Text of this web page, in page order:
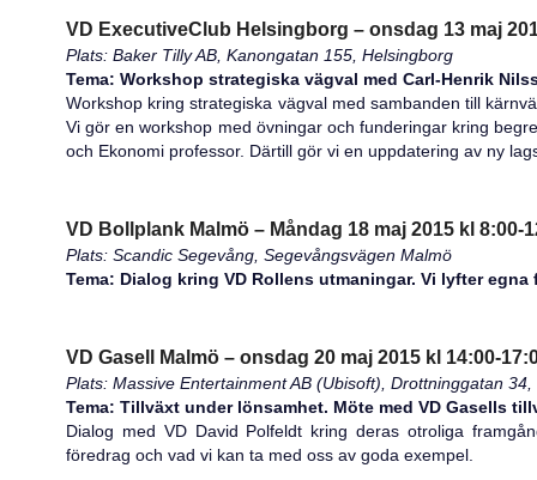
VD ExecutiveClub Helsingborg – onsdag 13 maj
Plats: Baker Tilly AB, Kanongatan 155, Helsingborg
Tema: Workshop strategiska vägval med Carl-Henrik
Workshop kring strategiska vägval med sambanden till
Vi gör en workshop med övningar och funderingar kring
och Ekonomi professor. Därtill gör vi en uppdatering av ny
VD Bollplank Malmö – Måndag 18 maj 2015 kl 8:00-
Plats: Scandic Segevång, Segevångsvägen Malmö
Tema: Dialog kring VD Rollens utmaningar. Vi lyfter
VD Gasell Malmö – onsdag 20 maj 2015 kl 14:00-
Plats: Massive Entertainment AB (Ubisoft), Drottninggatan 34,
Tema: Tillväxt under lönsamhet. Möte med VD Gasells
Dialog med VD David Polfeldt kring deras otroliga
föredrag och vad vi kan ta med oss av goda exempel.